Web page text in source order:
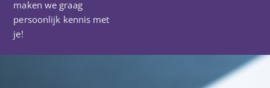
maken we graag
persoonlijk kennis met
je!